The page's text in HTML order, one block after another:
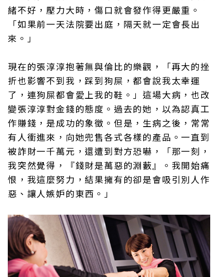
緒不好，壓力大時，傷口就會發作得更嚴重。
「如果前一天法院要出庭，隔天就一定會長出
來。」
現在的張淳淳抱著無與倫比的樂觀，「再大的挫
折也影響不到我，踩到狗屎，都會說我太幸運
了，連狗屎都會愛上我的鞋。」這場大病，也改
變張淳淳對金錢的態度。過去的她，以為認真工
作賺錢，是成功的象徵。但是，生病之後，常常
有人衝進來，向她兜售各式各樣的產品。一直到
被詐財一千萬元，還遭到對方恐嚇，「那一刻，
我突然覺得，『錢財是萬惡的淵藪』。我開始痛
恨，我這麼努力，結果擁有的卻是會吸引別人作
惡、讓人嫉妒的東西。」